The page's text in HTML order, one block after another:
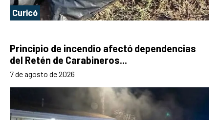
Curicó
Principio de incendio afectó dependencias
del Retén de Carabineros...
7 de agosto de 2026